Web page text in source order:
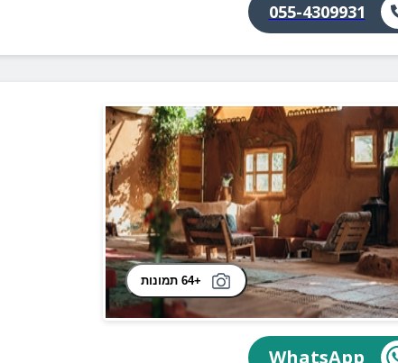
055-4309931
+64 תמונות
WhatsApp